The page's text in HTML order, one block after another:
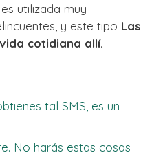
utilizada muy
y este tipo Las
cotidiana allí.
tal SMS, es un
No harás estas cosas